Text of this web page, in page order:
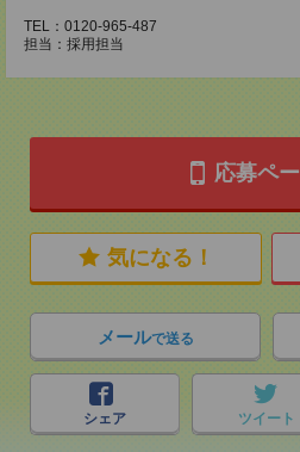
TEL：0120-965-487
担当：採用担当
応募ペ
気になる！
メールで送る
シェア ツイート